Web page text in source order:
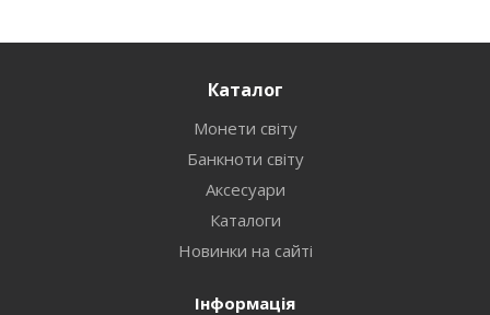
Каталог
Монети світу
Банкноти світу
Аксесуари
Каталоги
Новинки на сайті
Інформація